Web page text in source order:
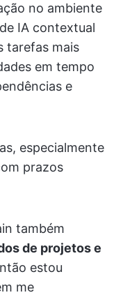
no ambiente
IA contextual
tarefas mais
em tempo
e
especialmente
prazos
também
de projetos e
estou
me